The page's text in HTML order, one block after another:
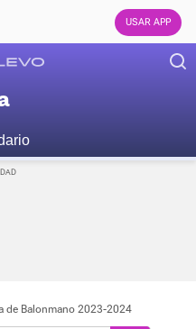
USAR APP
de Balonmano 2023-2024